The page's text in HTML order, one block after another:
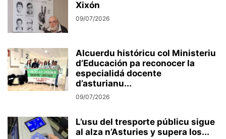
Xixón
09/07/2026
Alcuerdu históricu col Ministeriu
d’Educación pa reconocer la
especialidá docente
d’asturianu...
09/07/2026
L’usu del tresporte públicu sigue
al alza n’Asturies y supera los...